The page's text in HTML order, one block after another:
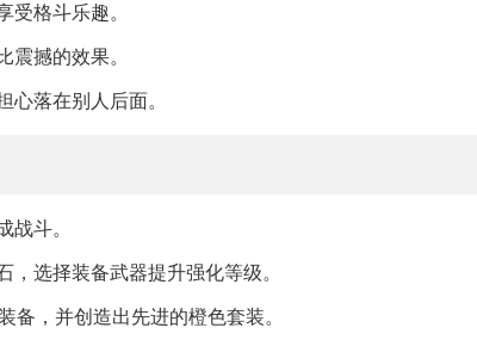
受格斗乐趣。
震撼的效果。
心落在别人后面。
战斗。
选择装备武器提升强化等级。
备，并创造出先进的橙色套装。